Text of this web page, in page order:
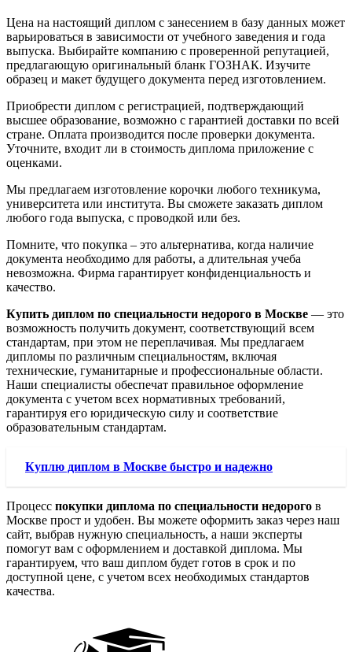
Цена на настоящий диплом с занесением в базу данных может
варьироваться в зависимости от учебного заведения и года
выпуска. Выбирайте компанию с проверенной репутацией,
предлагающую оригинальный бланк ГОЗНАК. Изучите
образец и макет будущего документа перед изготовлением.
Приобрести диплом с регистрацией, подтверждающий
высшее образование, возможно с гарантией доставки по всей
стране. Оплата производится после проверки документа.
Уточните, входит ли в стоимость диплома приложение с
оценками.
Мы предлагаем изготовление корочки любого техникума,
университета или института. Вы сможете заказать диплом
любого года выпуска, с проводкой или без.
Помните, что покупка – это альтернатива, когда наличие
документа необходимо для работы, а длительная учеба
невозможна. Фирма гарантирует конфиденциальность и
качество.
Купить диплом по специальности недорого в Москве — это
возможность получить документ, соответствующий всем
стандартам, при этом не переплачивая. Мы предлагаем
дипломы по различным специальностям, включая
технические, гуманитарные и профессиональные области.
Наши специалисты обеспечат правильное оформление
документа с учетом всех нормативных требований,
гарантируя его юридическую силу и соответствие
образовательным стандартам.
Куплю диплом в Москве быстро и надежно
Процесс покупки диплома по специальности недорого в
Москве прост и удобен. Вы можете оформить заказ через наш
сайт, выбрав нужную специальность, а наши эксперты
помогут вам с оформлением и доставкой диплома. Мы
гарантируем, что ваш диплом будет готов в срок и по
доступной цене, с учетом всех необходимых стандартов
качества.